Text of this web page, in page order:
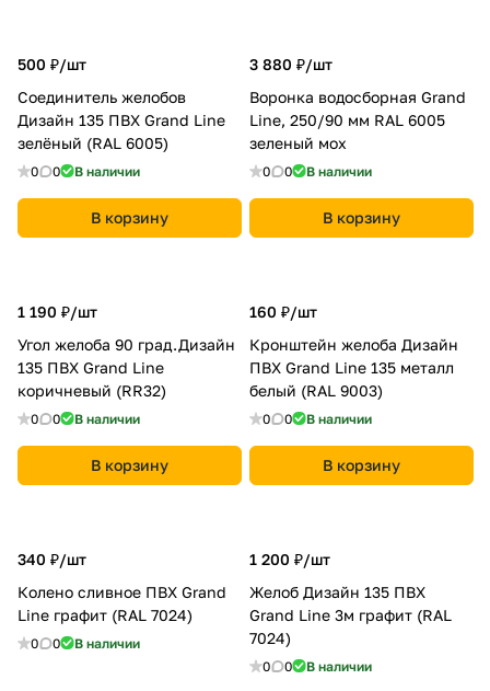
500 ₽/шт
Соединитель желобов
Дизайн 135 ПВХ Grand Line
зелёный (RAL 6005)
0 0 В наличии
В корзину
3 880 ₽/шт
Воронка водосборная Grand
Line, 250/90 мм RAL 6005
зеленый мох
0 0 В наличии
В корзину
1 190 ₽/шт
Угол желоба 90 град.Дизайн
135 ПВХ Grand Line
коричневый (RR32)
0 0 В наличии
В корзину
160 ₽/шт
Кронштейн желоба Дизайн
ПВХ Grand Line 135 металл
белый (RAL 9003)
0 0 В наличии
В корзину
340 ₽/шт
Колено сливное ПВХ Grand
Line графит (RAL 7024)
0 0 В наличии
1 200 ₽/шт
Желоб Дизайн 135 ПВХ
Grand Line 3м графит (RAL
7024)
0 0 В наличии